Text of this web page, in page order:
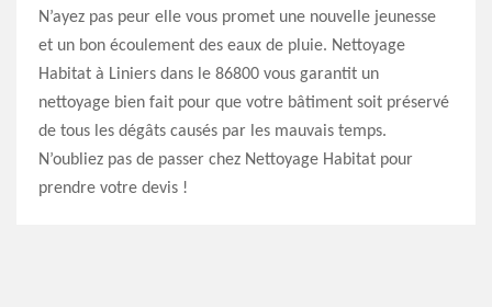
N’ayez pas peur elle vous promet une nouvelle jeunesse
et un bon écoulement des eaux de pluie. Nettoyage
Habitat à Liniers dans le 86800 vous garantit un
nettoyage bien fait pour que votre bâtiment soit préservé
de tous les dégâts causés par les mauvais temps.
N’oubliez pas de passer chez Nettoyage Habitat pour
prendre votre devis !